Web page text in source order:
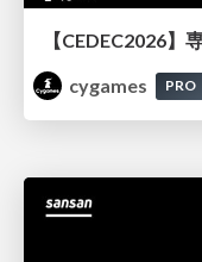
cygames
PRO